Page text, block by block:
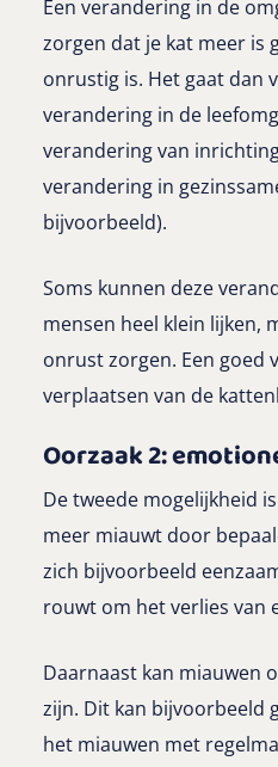
Een verandering in de
zorgen dat je kat meer is
onrustig is. Het gaat dan
verandering in de
verandering van
verandering in
bijvoorbeeld).
Soms kunnen deze
mensen heel klein lijken,
onrust zorgen. Een goed
verplaatsen van de
Oorzaak 2:
De tweede mogelijkheid
meer miauwt door
zich bijvoorbeeld
rouwt om het verlies van
Daarnaast kan miauwen
zijn. Dit kan bijvoorbeeld
het miauwen met